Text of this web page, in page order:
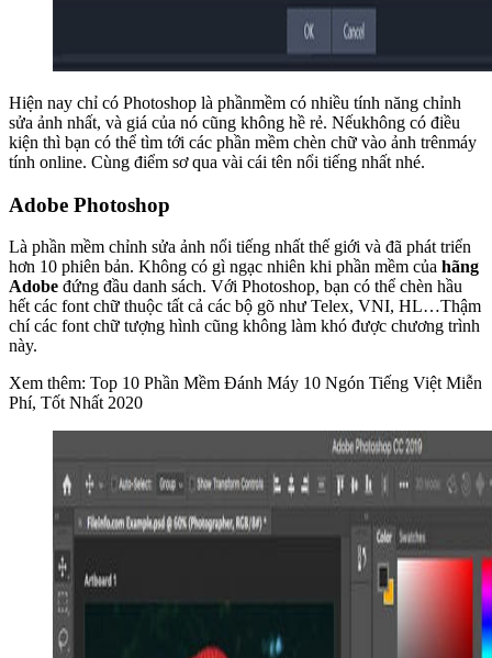
Hiện nay chỉ có Photoshop là phầnmềm có nhiều tính năng chỉnh
sửa ảnh nhất, và giá của nó cũng không hề rẻ. Nếukhông có điều
kiện thì bạn có thể tìm tới các phần mềm chèn chữ vào ảnh trênmáy
tính online. Cùng điểm sơ qua vài cái tên nổi tiếng nhất nhé.
Adobe Photoshop
Là phần mềm chỉnh sửa ảnh nổi tiếng nhất thế giới và đã phát triển
hơn 10 phiên bản. Không có gì ngạc nhiên khi phần mềm của hãng
Adobe đứng đầu danh sách. Với Photoshop, bạn có thể chèn hầu
hết các font chữ thuộc tất cả các bộ gõ như Telex, VNI, HL…Thậm
chí các font chữ tượng hình cũng không làm khó được chương trình
này.
Xem thêm: Top 10 Phần Mềm Đánh Máy 10 Ngón Tiếng Việt Miễn
Phí, Tốt Nhất 2020